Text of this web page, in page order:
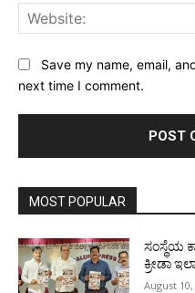
Save my name, email,
next time I comment.
MOST POPULAR
ಸಂಸ್ಥೆಯ
ಕ್ರೀಡಾ
August 10,